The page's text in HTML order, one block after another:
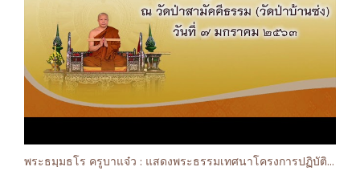
พระธมฺมธโร ครูบาแจ๋ว : แสดงพระธรรมเทศนาโครงการปฏิบัติธรรมปริวาสกรรม